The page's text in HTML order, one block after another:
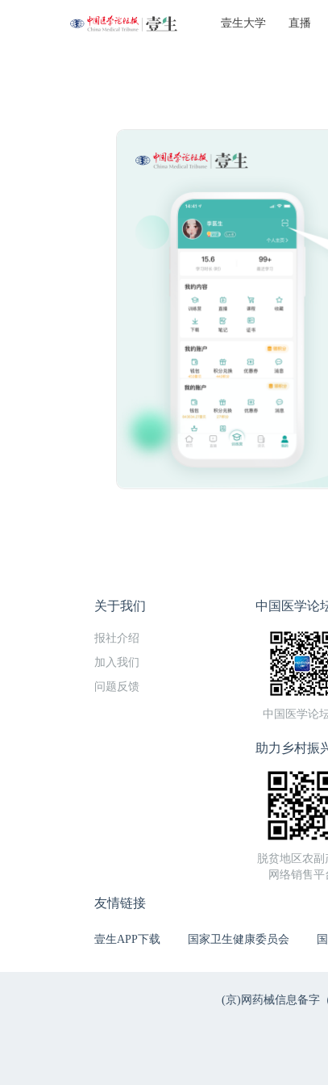
壹生大学 直播
关于我们
报社介绍
加入我们
问题反馈
中国医学论
中国医学论
助力乡村振
脱贫地区农副
网络销售平
友情链接
壹生APP下载 国家卫生健康委员会
(京)网药械信息备字